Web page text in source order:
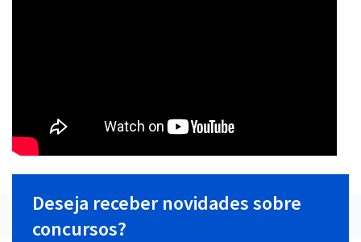
Deseja receber novidades sobre
concursos?